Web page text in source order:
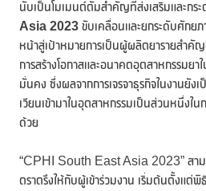
นับเป็นโมเมนต์ตัมสำคัญที่ส่งเสริมและกระ
Asia 2023 ขับเคลื่อนและยกระดับศักย
หน้าสู่เป้าหมายการเป็นผู้ผลิตยารายสำคั
การสร้างโอกาสและอนาคตอุตสาหกรรมยา
มั่นคง ซึ่งผลจากการเจรจาธุรกิจในงานยัง
เวียนเข้ามาในอุตสาหกรรมเป็นส่วนหนึ่งใน
ด้วย
“CPHI South East Asia 2023” สามา
ตราตรึงให้กับผู้เข้าร่วมงาน เริ่มต้นตั้งแต่พิ